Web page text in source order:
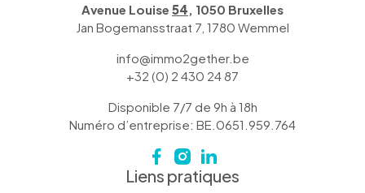
Avenue Louise 54 , 1050 Bruxelles
Jan Bogemansstraat 7, 1780 Wemmel
info@immo2gether.be
+32 (0) 2 430 24 87
Disponible 7/7 de 9h à 18h
Numéro d’entreprise: BE.0651.959.764
Liens pratiques